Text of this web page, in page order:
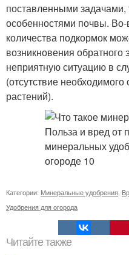
поставленными
особенностями почвы.
количества подкормок
возникновения
неприятную ситуацию в
(отсутствие
растений).
Категории: Минеральные удобрения
Удобрения для огорода
Читайте также